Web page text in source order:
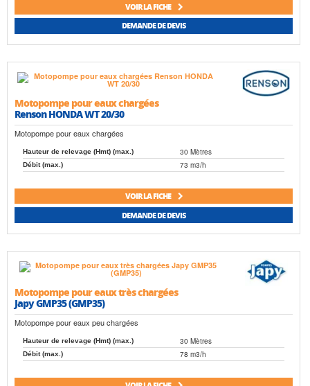
VOIR LA FICHE
DEMANDE DE DEVIS
Motopompe pour eaux chargées
Renson HONDA WT 20/30
Motopompe pour eaux chargées
Hauteur de relevage (Hmt) (max.) 30 Mètres
Débit (max.) 73 m3/h
VOIR LA FICHE
DEMANDE DE DEVIS
Motopompe pour eaux très chargées
Japy GMP35 (GMP35)
Motopompe pour eaux peu chargées
Hauteur de relevage (Hmt) (max.) 30 Mètres
Débit (max.) 78 m3/h